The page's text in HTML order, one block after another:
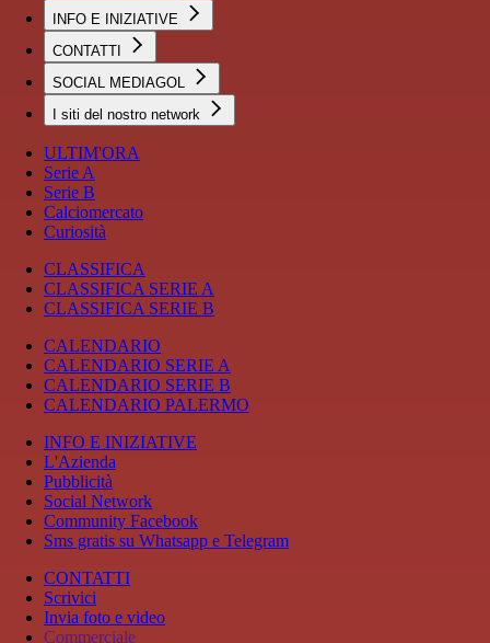
INFO E INIZIATIVE
CONTATTI
SOCIAL MEDIAGOL
I siti del nostro network
ULTIM'ORA
Serie A
Serie B
Calciomercato
Curiosità
CLASSIFICA
CLASSIFICA SERIE A
CLASSIFICA SERIE B
CALENDARIO
CALENDARIO SERIE A
CALENDARIO SERIE B
CALENDARIO PALERMO
INFO E INIZIATIVE
L'Azienda
Pubblicità
Social Network
Community Facebook
Sms gratis su Whatsapp e Telegram
CONTATTI
Scrivici
Invia foto e video
Commerciale